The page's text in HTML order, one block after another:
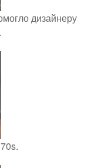
дизайнеру